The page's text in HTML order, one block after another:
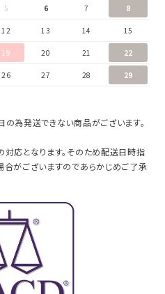
5 6 7 8
12 13 14 15
19 20 21 22
26 27 28 29
為発送できない商品がございます。
応となります。そのため配送日時指
がございますのであらかじめご了承